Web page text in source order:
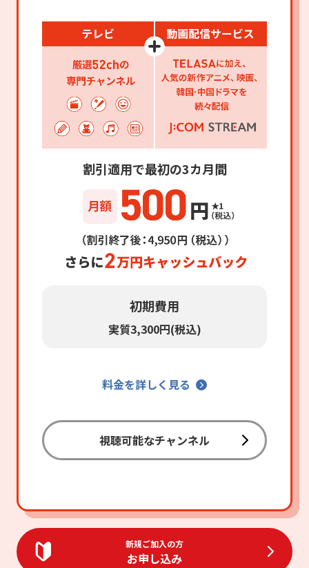
割引適用で最初の3カ月間
初期費用
実質3,300円(税込)
料金を詳しく見る
視聴可能なチャンネル
新規ご加入の方
お申し込み